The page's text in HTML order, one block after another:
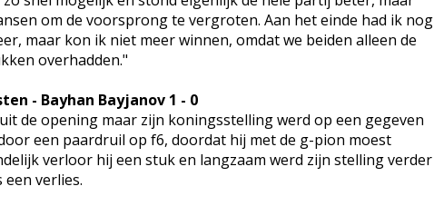
om de voorsprong te vergroten. Aan het einde had ik nog
maar kon ik niet meer winnen, omdat we beiden alleen de
overhadden."
- Bayhan Bayjanov 1 - 0
de opening maar zijn koningsstelling werd op een gegeven
een paardruil op f6, doordat hij met de g-pion moest
verloor hij een stuk en langzaam werd zijn stelling verder
verlies.